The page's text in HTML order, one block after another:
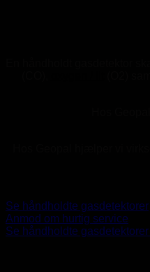
Se håndholdte gasdetektorer
Anmod om hurtig service
Se håndholdte gasdetektorer